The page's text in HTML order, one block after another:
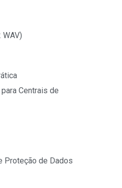
Centrais de
Proteção de Dados